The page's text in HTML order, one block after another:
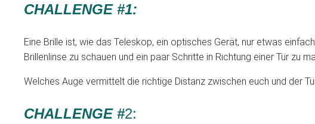
CHALLENGE #1:
Eine Brille ist, wie das Teleskop, ein optisches Gerät, nur etwas
Brillenlinse zu schauen und ein paar Schritte in Richtung einer Tür zu
Welches Auge vermittelt die richtige Distanz zwischen euch und der
CHALLENGE #2: